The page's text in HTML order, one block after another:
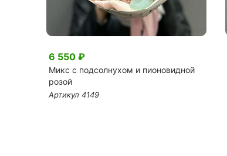
6 550 ₽
Микс с подсолнухом и пионовидной
розой
Артикул 4149